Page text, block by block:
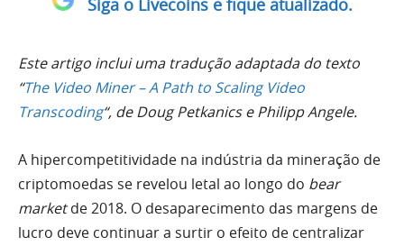
Siga o Livecoins e fique atualizado.
Este artigo inclui uma tradução adaptada do texto
“The Video Miner – A Path to Scaling Video
Transcoding“, de Doug Petkanics e Philipp Angele.
A hipercompetitividade na indústria da mineração de
criptomoedas se revelou letal ao longo do bear
marketde 2018. O desaparecimento das margens de
lucro deve continuar a surtir o efeito de centralizar